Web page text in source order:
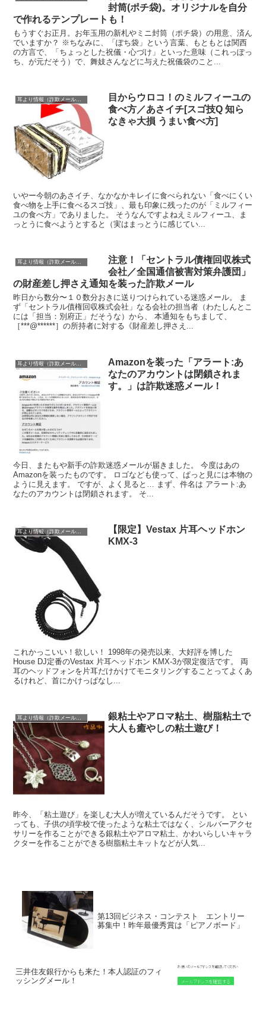
封筒(ポチ袋)。オリジナルを自分
で作れるテンプレートも！
もうすぐお正月。お年玉用の新札やミニ封筒（ポチ袋）の用意、済ん
でいますか？ ※ちなみに、「ぽち袋」という言葉、もともとは関西
の方言で、「ちょっとした祝儀・心づけ」といった意味（これっぽっ
ち、が元だそう）で、舞妓さんなどに与えた祝儀袋のこと...
耳より情報（詐欺メール注意報）
目からウロコ！のミルフィーユの
食べ方／あさイチ[スゴ技Q 知ら
なきゃ大損 うまい食べ方]
いやー今朝のあさイチ、なかなかキレイに食べられない「食べにくい
食べ物を上手に食べるスゴ技」、最も印象に残ったのが「ミルフィー
ユの食べ方」でありました。 そうなんですよねえミルフィーユ、ま
っとうに食べようとすると（実はまっとうに感じてい...
耳より情報（詐欺メール注意報）
注意！「セントラル債権回収株式
会社／全国通信被害対策弁護団」
の財産差し押さえ通知を装った詐欺メール
昨日から数分〜１０数分おきに送りつけられている迷惑メール。 ま
ず「セントラル債権回収株式会社」なる会社の担当者（わたしんとこ
には「担当：別府正」だそうな）から、 本通知をもちまして、
［***@******］の所持者に対する《財産差し押さえ...
耳より情報（詐欺メール注意報）
Amazonを装った「アラート:あ
なたのアカウントは閉鎖されま
す。」は詐欺迷惑メール！
今日、またもや新手の詐欺迷惑メールが届きました。 今度はあの
Amazonを装ったものです。 ロゴなども使って、ぱっと見には本物の
ように見えます。 ですが、よく見ると… まず、件名は アラート:あ
なたのアカウントは閉鎖されます。 そ...
耳より情報（詐欺メール注意報）
【限定】Vestax 片耳ヘッドホン
KMX-3
これかっこいい！欲しい！ 1998年の発売以来、大好評を博した
House DJ定番のVestax 片耳ヘッドホン KMX-3が限定復活です。 両
耳のヘッドフォンを片耳だけかけてモニタリングすることってよくあ
るけれど、首にかけっぱなし...
耳より情報（詐欺メール注意報）
銀粘土やアロマ粘土、樹脂粘土で
大人も癒やしの粘土遊び！
昨今、「粘土遊び」を楽しむ大人が増えているんだそうです。 とい
っても、子供の頃学校で使ったような粘土ではなく、シルバーアクセ
サリーを作ることができる銀粘土やアロマ粘土、かわいらしいキャラ
クターを作ることができる樹脂粘土キットなどが人気...
第13回ビジネス・コンテスト エントリー
募集中！昨年最優秀賞は「ピアノボード」
三井住友銀行からも来た！本人認証のフィ
ッシングメール！